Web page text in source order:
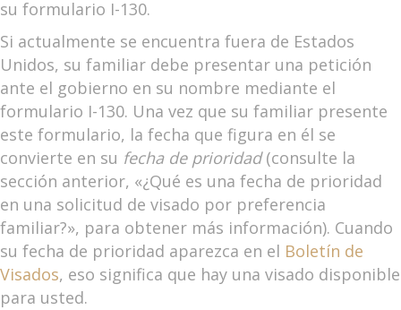
su formulario I-130.
Si actualmente se encuentra fuera de Estados
Unidos, su familiar debe presentar una petición
ante el gobierno en su nombre mediante el
formulario I-130. Una vez que su familiar presente
este formulario, la fecha que figura en él se
convierte en su fecha de prioridad(consulte la
sección anterior, «¿Qué es una fecha de prioridad
en una solicitud de visado por preferencia
familiar?», para obtener más información). Cuando
su fecha de prioridad aparezca en el Boletín de
Visados, eso significa que hay una visado disponible
para usted.